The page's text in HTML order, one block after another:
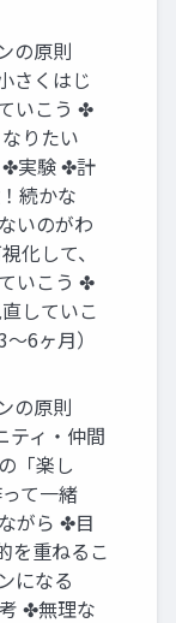
の原則
さくはじ
いこう ✤
りたい
✤実験 ✤計
続かな
いのがわ
化して、
いこう ✤
していこ
6ヶ月）
の原則
ティ・仲間
「楽し
て一緒
がら ✤目
を重ねるこ
になる
✤無理な